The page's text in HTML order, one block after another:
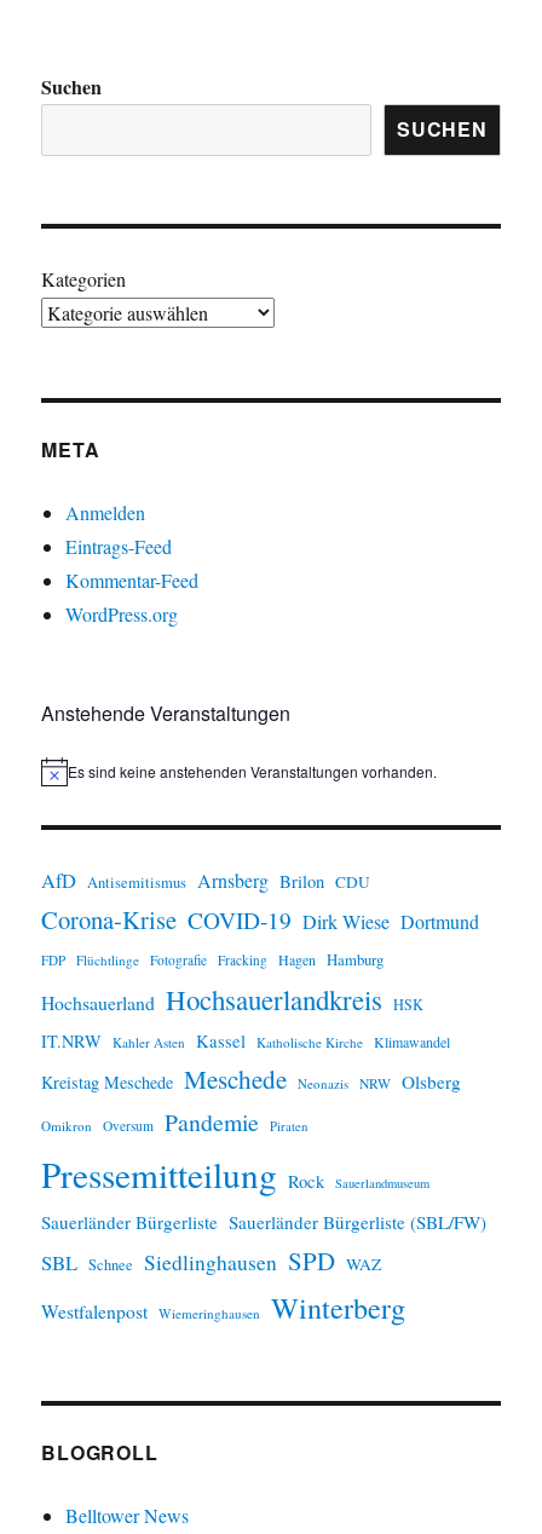
Suchen
SUCHEN
Kategorien
META
Anmelden
Eintrags-Feed
Kommentar-Feed
WordPress.org
Anstehende Veranstaltungen
H
w
s
Es sind keine anstehenden Veranstaltungen vorhanden.
AfD Antisemitismus Arnsberg Brilon CDU
Corona-Krise COVID-19 Dirk Wiese Dortmund
FDP Flüchtlinge Fotografie Fracking Hagen Hamburg
Hochsauerland Hochsauerlandkreis HSK
IT.NRW Kahler Asten Kassel Katholische Kirche Klimawandel
Kreistag Meschede Meschede Neonazis NRW Olsberg
Omikron Oversum Pandemie Piraten
Pressemitteilung Rock Sauerlandmuseum
Sauerländer Bürgerliste Sauerländer Bürgerliste (SBL/FW)
SBL Schnee Siedlinghausen SPD WAZ
Westfalenpost Wiemeringhausen Winterberg
BLOGROLL
Belltower News